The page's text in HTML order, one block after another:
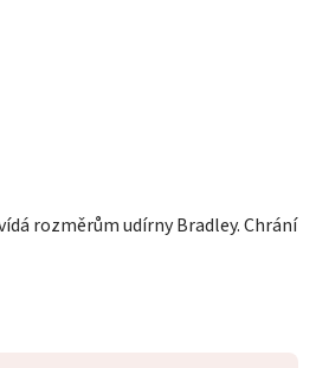
rozměrům udírny Bradley. Chrání